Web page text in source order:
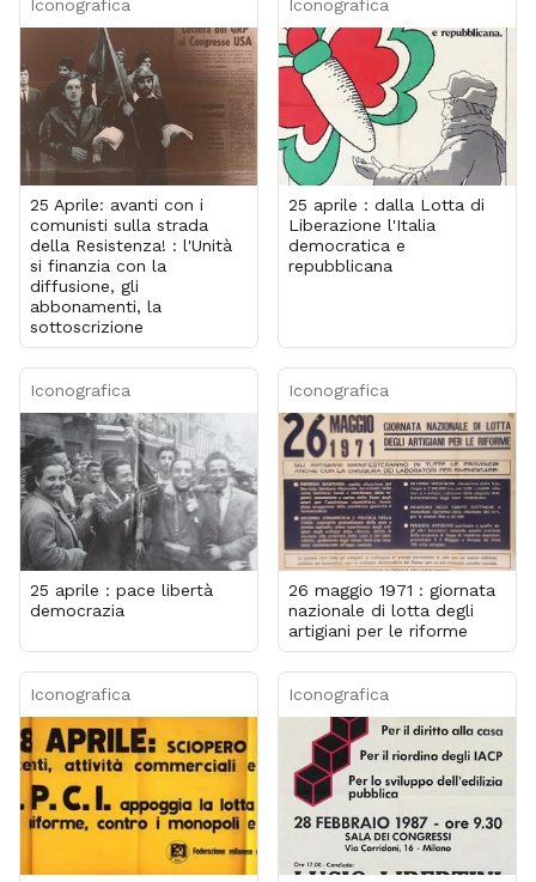
Iconografica
25 Aprile: avanti con i
comunisti sulla strada
della Resistenza! : l'Unità
si finanzia con la
diffusione, gli
abbonamenti, la
sottoscrizione
Iconografica
25 aprile : dalla Lotta di
Liberazione l'Italia
democratica e
repubblicana
Iconografica
25 aprile : pace libertà
democrazia
Iconografica
26 maggio 1971 : giornata
nazionale di lotta degli
artigiani per le riforme
Iconografica Iconografica